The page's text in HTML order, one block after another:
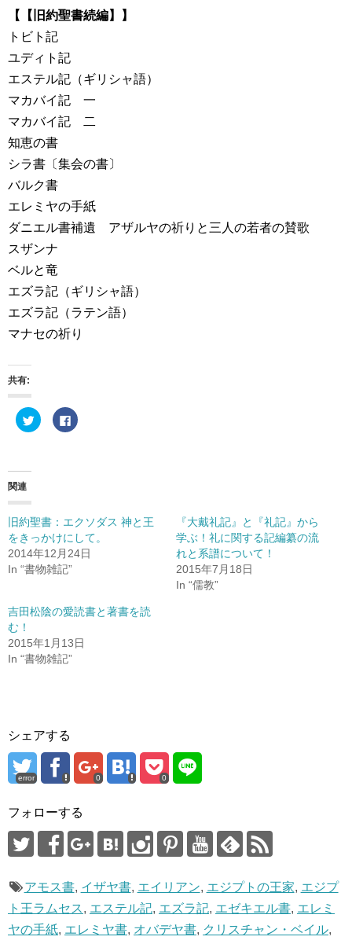
【【旧約聖書続編】】
トビト記
ユディト記
エステル記（ギリシャ語）
マカバイ記 一
マカバイ記 二
知恵の書
シラ書〔集会の書〕
バルク書
エレミヤの手紙
ダニエル書補遺 アザルヤの祈りと三人の若者の賛歌
スザンナ
ベルと竜
エズラ記（ギリシャ語）
エズラ記（ラテン語）
マナセの祈り
共有:
ク
リ
e
r
で
共
有
(
新
ウ
ィ
ウ
で
開
F
a
す
る
に
は
ク
て
く
い
き
ま
す
)
関連
旧約聖書：エクソダス 神と王
をきっかけにして。
2014年12月24日
In “書物雑記”
『大戴礼記』と『礼記』から
学ぶ！礼に関する記編纂の流
れと系譜について！
2015年7月18日
In “儒教”
吉田松陰の愛読書と著書を読
む！
2015年1月13日
In “書物雑記”
シェアする
error 0 0
フォローする
アモス書, イザヤ書, エイリアン, エジプトの王家, エジプ
ト王ラムセス, エステル記, エズラ記, エゼキエル書, エレミ
ヤの手紙, エレミヤ書, オバデヤ書, クリスチャン・ベイル,